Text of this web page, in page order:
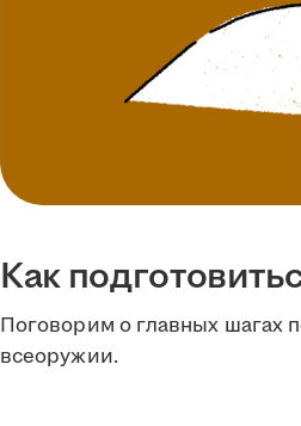
Как
Поговорим о главных шагах
всеоружии.